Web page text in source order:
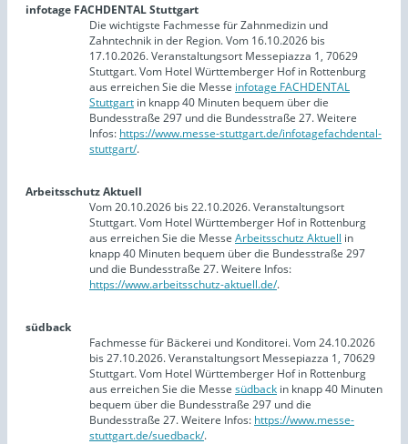
infotage FACHDENTAL Stuttgart
Die wichtigste Fachmesse für Zahnmedizin und
Zahntechnik in der Region. Vom 16.10.2026 bis
17.10.2026. Veranstaltungsort Messepiazza 1, 70629
Stuttgart. Vom Hotel Württemberger Hof in Rottenburg
aus erreichen Sie die Messe infotage FACHDENTAL
Stuttgart in knapp 40 Minuten bequem über die
Bundesstraße 297 und die Bundesstraße 27. Weitere
Infos: https://www.messe-stuttgart.de/infotagefachdental-
stuttgart/.
Arbeitsschutz Aktuell
Vom 20.10.2026 bis 22.10.2026. Veranstaltungsort
Stuttgart. Vom Hotel Württemberger Hof in Rottenburg
aus erreichen Sie die Messe Arbeitsschutz Aktuell in
knapp 40 Minuten bequem über die Bundesstraße 297
und die Bundesstraße 27. Weitere Infos:
https://www.arbeitsschutz-aktuell.de/.
südback
Fachmesse für Bäckerei und Konditorei. Vom 24.10.2026
bis 27.10.2026. Veranstaltungsort Messepiazza 1, 70629
Stuttgart. Vom Hotel Württemberger Hof in Rottenburg
aus erreichen Sie die Messe südback in knapp 40 Minuten
bequem über die Bundesstraße 297 und die
Bundesstraße 27. Weitere Infos: https://www.messe-
stuttgart.de/suedback/.